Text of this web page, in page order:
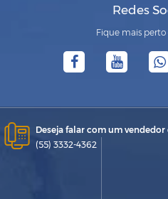
Redes
Fique mais perto
Deseja falar com um vendedor
(55) 3332-4362